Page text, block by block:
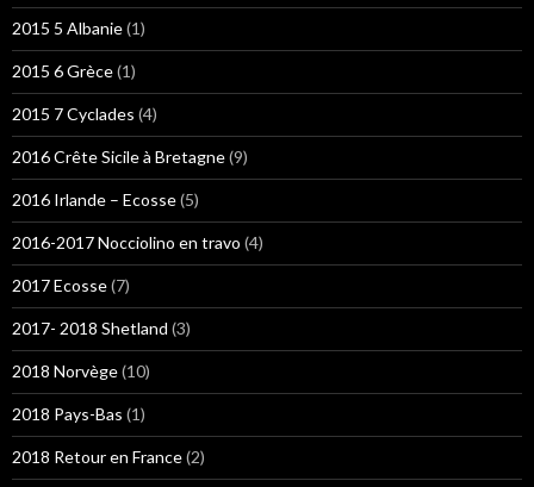
2015 5 Albanie(1)
2015 6 Grèce(1)
2015 7 Cyclades (4)
2016 Crête Sicile à Bretagne(9)
2016 Irlande – Ecosse(5)
2016-2017 Nocciolino en travo (4)
2017 Ecosse(7)
2017- 2018 Shetland (3)
2018 Norvège(10)
2018 Pays-Bas (1)
2018 Retour en France(2)